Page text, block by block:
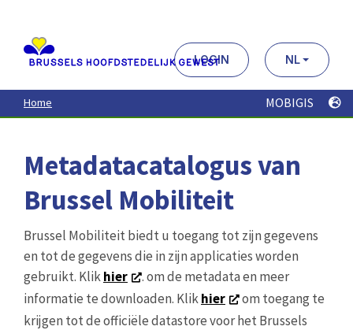
contenu
principal
LOGIN NL
Home MOBIGIS
Metadatacatalogus van
Brussel Mobiliteit
Brussel Mobiliteit biedt u toegang tot zijn gegevens
en tot de gegevens die in zijn applicaties worden
gebruikt. Klikhier
. om de metadata en meer
informatie te downloaden. Klikhier
om toegang te
krijgen tot de officiële datastore voor het Brussels